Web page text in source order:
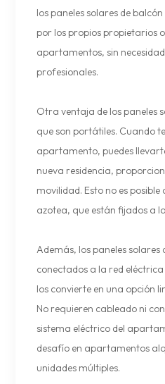
los paneles solares de
por los propios propietarios
apartamentos, sin
profesionales.
Otra ventaja de los paneles
que son portátiles. Cuando
apartamento, puedes
nueva residencia,
movilidad. Esto no es posible
azotea, que están fijados a
Además, los paneles solares
conectados a la red
los convierte en una opción
No requieren cableado ni
sistema eléctrico del
desafío en apartamentos
unidades múltiples.